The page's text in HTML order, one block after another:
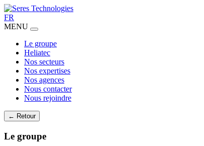
FR
MENU
Le groupe
Heliatec
Nos secteurs
Nos expertises
Nos agences
Nous contacter
Nous rejoindre
← Retour
Le groupe